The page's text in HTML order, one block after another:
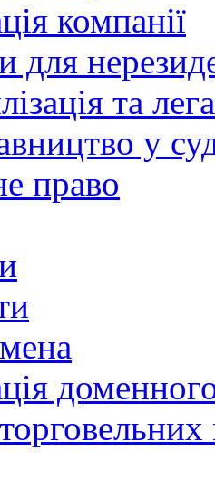
компанії
для
та
у
право